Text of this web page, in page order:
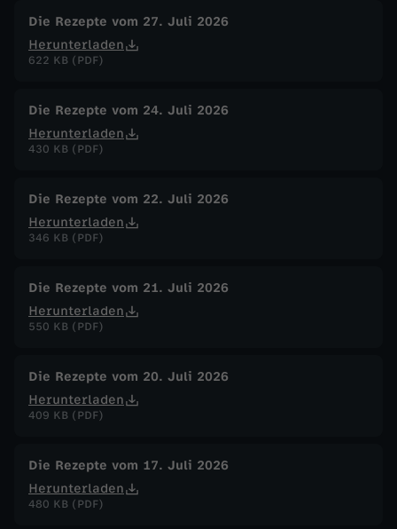
o
s
R
t
e
-
B
e
t
Die Rezepte vom 27. Juli 2026
Herunterladen
622 KB (PDF)
Die Rezepte vom 24. Juli 2026
Herunterladen
430 KB (PDF)
Die Rezepte vom 22. Juli 2026
Herunterladen
346 KB (PDF)
Die Rezepte vom 21. Juli 2026
Herunterladen
550 KB (PDF)
Die Rezepte vom 20. Juli 2026
Herunterladen
409 KB (PDF)
Die Rezepte vom 17. Juli 2026
Herunterladen
480 KB (PDF)